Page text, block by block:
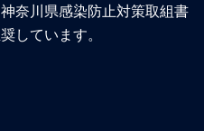
奈川県感染防止対策取組書
しています。